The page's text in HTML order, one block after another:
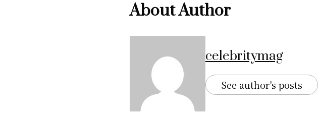
About Author
celebritymag
See author's posts